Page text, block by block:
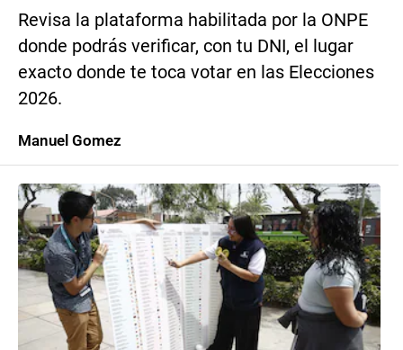
Revisa la plataforma habilitada por la ONPE
donde podrás verificar, con tu DNI, el lugar
exacto donde te toca votar en las Elecciones
2026.
Manuel Gomez